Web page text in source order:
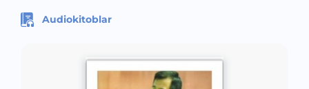
Audiokitoblar